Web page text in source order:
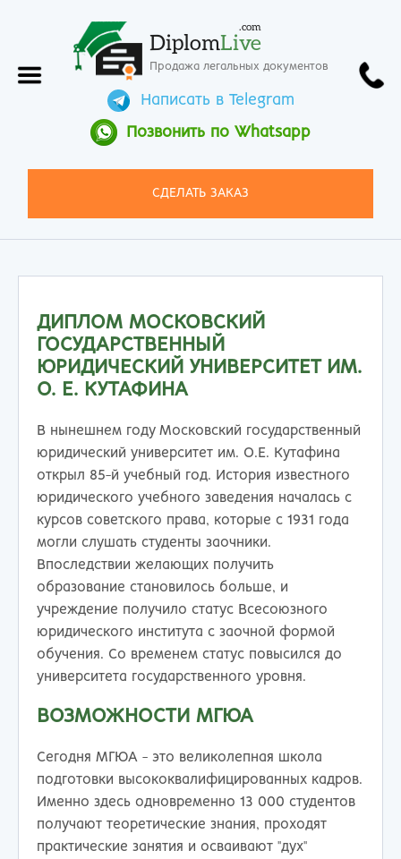
DiplomLive
.com
Продажа легальных документов
Написать в Telegram
Позвонить по Whatsapp
СДЕЛАТЬ ЗАКАЗ
ДИПЛОМ МОСКОВСКИЙ
ГОСУДАРСТВЕННЫЙ
ЮРИДИЧЕСКИЙ УНИВЕРСИТЕТ ИМ.
О. Е. КУТАФИНА
В нынешнем году Московский государственный
юридический университет им. О.Е. Кутафина
открыл 85-й учебный год. История известного
юридического учебного заведения началась с
курсов советского права, которые с 1931 года
могли слушать студенты заочники.
Впоследствии желающих получить
образование становилось больше, и
учреждение получило статус Всесоюзного
юридического института с заочной формой
обучения. Со временем статус повысился до
университета государственного уровня.
ВОЗМОЖНОСТИ МГЮА
Сегодня МГЮА - это великолепная школа
подготовки высококвалифицированных кадров.
Именно здесь одновременно 13 000 студентов
получают теоретические знания, проходят
практические занятия и осваивают "дух"